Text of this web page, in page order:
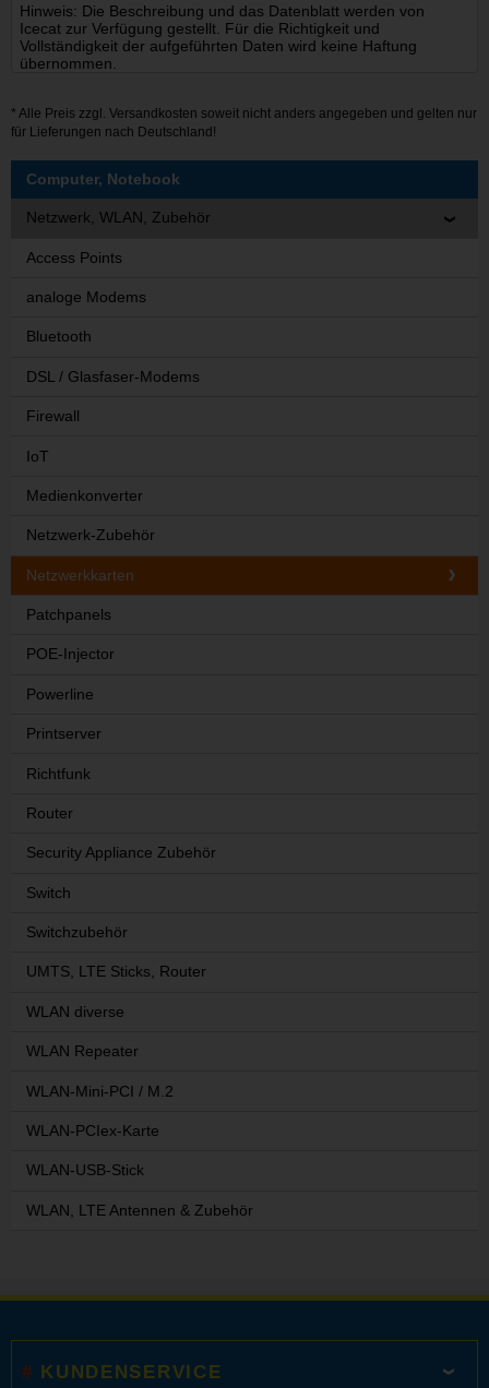
Hinweis: Die Beschreibung und das Datenblatt werden von
Icecat zur Verfügung gestellt. Für die Richtigkeit und
Vollständigkeit der aufgeführten Daten wird keine Haftung
übernommen.
* Alle Preis zzgl. Versandkosten soweit nicht anders angegeben und gelten nur
für Lieferungen nach Deutschland!
Computer, Notebook
Netzwerk, WLAN, Zubehör
Access Points
analoge Modems
Bluetooth
DSL / Glasfaser-Modems
Firewall
IoT
Medienkonverter
Netzwerk-Zubehör
Netzwerkkarten
Patchpanels
POE-Injector
Powerline
Printserver
Richtfunk
Router
Security Appliance Zubehör
Switch
Switchzubehör
UMTS, LTE Sticks, Router
WLAN diverse
WLAN Repeater
WLAN-Mini-PCI / M.2
WLAN-PCIex-Karte
WLAN-USB-Stick
WLAN, LTE Antennen & Zubehör
KUNDENSERVICE